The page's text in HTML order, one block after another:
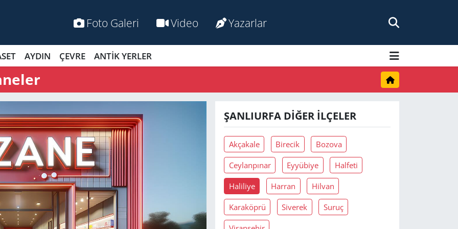
Foto Galeri Video Yazarlar
AYDIN ÇEVRE ANTİK YERLER
ŞANLIURFA DIĞER İLÇELER
Akçakale Birecik Bozova
Ceylanpınar Eyyübiye Halfeti
Haliliye Harran Hilvan
Karaköprü Siverek Suruç